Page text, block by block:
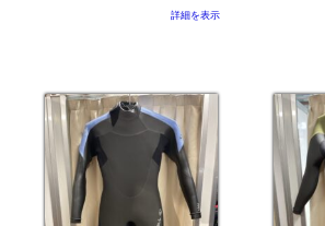
詳細を表示